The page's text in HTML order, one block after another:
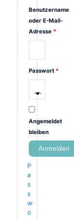
Benutzername
oder E-Mail-
Adresse *
Passwort *
Angemeldet
bleiben
Anmelden
P
a
s
s
w
o